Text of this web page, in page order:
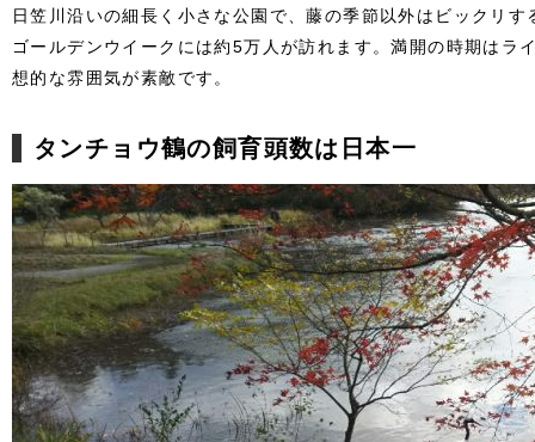
日笠川沿いの細長く小さな公園で、藤の季節以外はビックリ
ゴールデンウイークには約5万人が訪れます。満開の時期はラ
想的な雰囲気が素敵です。
タンチョウ鶴の飼育頭数は日本一